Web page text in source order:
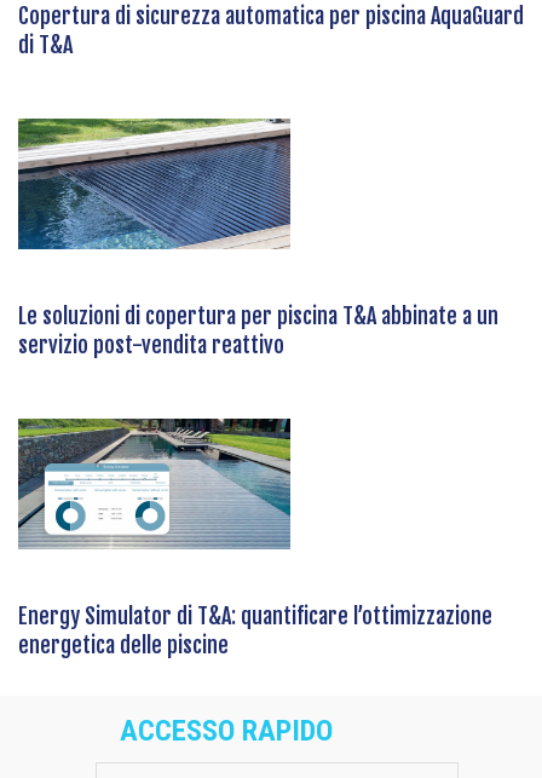
Copertura di sicurezza automatica per piscina AquaGuard
di T&A
Le soluzioni di copertura per piscina T&A abbinate a un
servizio post-vendita reattivo
Energy Simulator di T&A: quantificare l’ottimizzazione
energetica delle piscine
ACCESSO RAPIDO